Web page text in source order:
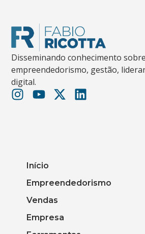
Disseminando conhecimento sobre
empreendedorismo, gestão,
digital.
Início
Empreendedorismo
Vendas
Empresa